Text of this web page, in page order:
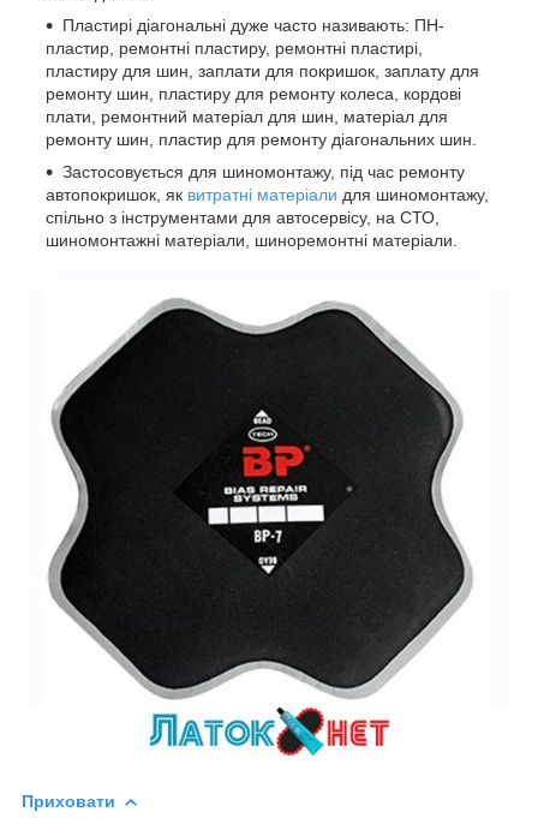
Пластирі діагональні дуже часто називають: ПН-
пластир, ремонтні пластиру, ремонтні пластирі,
пластиру для шин, заплати для покришок, заплату для
ремонту шин, пластиру для ремонту колеса, кордові
плати, ремонтний матеріал для шин, матеріал для
ремонту шин, пластир для ремонту діагональних шин.
Застосовується для шиномонтажу, під час ремонту
автопокришок, як витратні матеріали для шиномонтажу,
спільно з інструментами для автосервісу, на СТО,
шиномонтажні матеріали, шиноремонтні матеріали.
Приховати